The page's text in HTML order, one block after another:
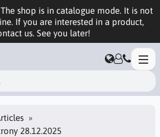
shop is in catalogue mode. It is not
If you are interested in a product,
us. See you later!
28.12.2025